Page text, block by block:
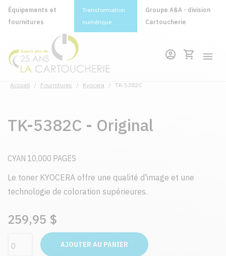
Équipements et
fournitures
Transformation
numérique
Groupe A&A - division
Cartoucherie
Accueil / Fournitures / Kyocera / TK-5382C
TK-5382C - Original
CYAN 10,000 PAGES
Le toner KYOCERA offre une qualité d'image et une
technologie de coloration supérieures.
259,95 $
AJOUTER AU PANIER